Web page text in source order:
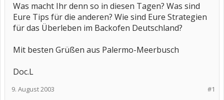
Was macht Ihr denn so in diesen Tagen? Was sind
Eure Tips für die anderen? Wie sind Eure Strategien
für das Überleben im Backofen Deutschland?
Mit besten Grüßen aus Palermo-Meerbusch
Doc.L
#1
9. August 2003